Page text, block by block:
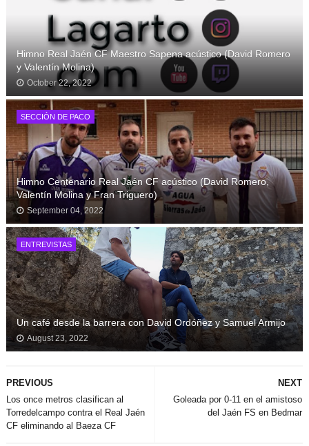
Himno Real Jaén CF Maestro Sapena acústico (David Romero
y Valentín Molina)
October 22, 2022
SECCIÓN DE PACO
Himno Centenario Real Jaén CF acústico (David Romero,
Valentín Molina y Fran Triguero)
September 04, 2022
ENTREVISTAS
Un café desde la barrera con David Ordóñez y Samuel Armijo
August 23, 2022
NEXT
Goleada por 0-11 en el amistoso
del Jaén FS en Bedmar
PREVIOUS
Los once metros clasifican al
Torredelcampo contra el Real Jaén
CF eliminando al Baeza CF